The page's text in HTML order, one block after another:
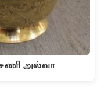
அல்வா